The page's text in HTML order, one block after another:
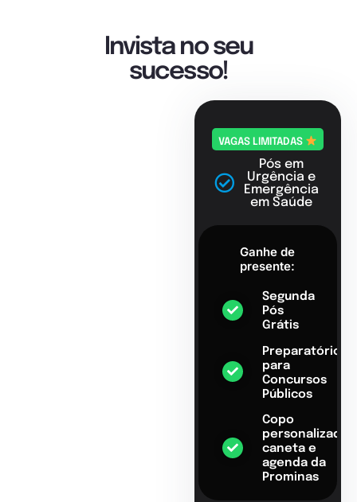
Invista no seu
sucesso!
VAGAS LIMITADAS
Pós em
Urgência e
Emergência
em Saúde
Ganhe de
presente:
Segunda
Pós
Grátis
Preparatório
para
Concursos
Públicos
Copo
personalizado,
caneta e
agenda da
Prominas